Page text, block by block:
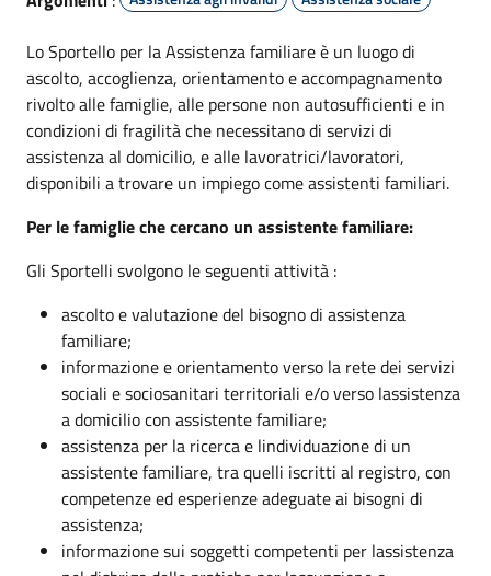
Lo Sportello per la Assistenza familiare è un luogo di
ascolto, accoglienza, orientamento e accompagnamento
rivolto alle famiglie, alle persone non autosufficienti e in
condizioni di fragilità che necessitano di servizi di
assistenza al domicilio, e alle lavoratrici/lavoratori,
disponibili a trovare un impiego come assistenti familiari.
Per le famiglie che cercano un assistente familiare:
Gli Sportelli svolgono le seguenti attività :
ascolto e valutazione del bisogno di assistenza
familiare;
informazione e orientamento verso la rete dei servizi
sociali e sociosanitari territoriali e/o verso lassistenza
a domicilio con assistente familiare;
assistenza per la ricerca e lindividuazione di un
assistente familiare, tra quelli iscritti al registro, con
competenze ed esperienze adeguate ai bisogni di
assistenza;
informazione sui soggetti competenti per lassistenza